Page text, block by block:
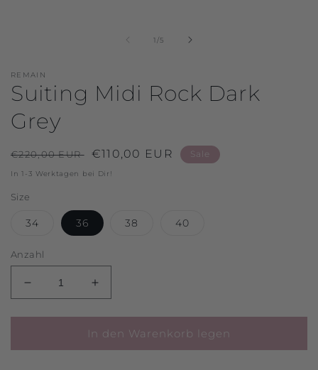
1/von
5
REMAIN
Suiting Midi Rock Dark
Grey
Normaler
Preis
€220,00 EUR Verkaufspreis
€110,00 EUR Sale
In 1-3 Werktagen bei Dir!
Size
34 36 38 40
Anzahl
Verringere
die
Menge
Suiting
Erhöhe
die
Menge
für
Suiting
In den Warenkorb legen